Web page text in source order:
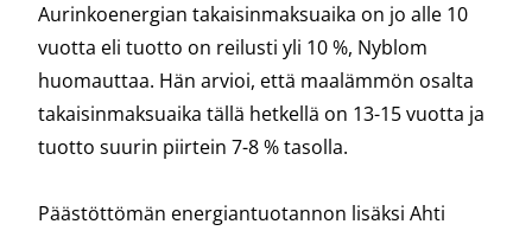
Aurinkoenergian takaisinmaksuaika on jo alle 10
vuotta eli tuotto on reilusti yli 10 %, Nyblom
huomauttaa. Hän arvioi, että maalämmön osalta
takaisinmaksuaika tällä hetkellä on 13-15 vuotta ja
tuotto suurin piirtein 7-8 % tasolla.
Päästöttömän energiantuotannon lisäksi Ahti